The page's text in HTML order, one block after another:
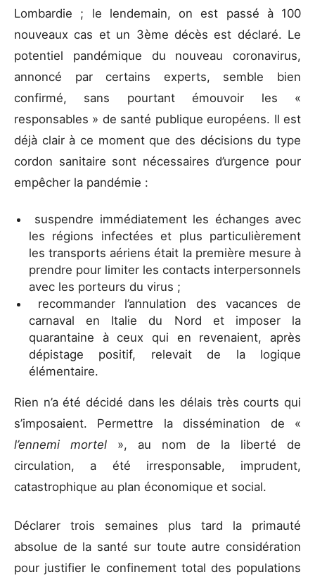
Lombardie ; le lendemain, on est passé à 100
nouveaux cas et un 3ème décès est déclaré. Le
potentiel pandémique du nouveau coronavirus,
annoncé par certains experts, semble bien
confirmé, sans pourtant émouvoir les «
responsables » de santé publique européens. Il est
déjà clair à ce moment que des décisions du type
cordon sanitaire sont nécessaires d’urgence pour
empêcher la pandémie :
suspendre immédiatement les échanges avec
les régions infectées et plus particulièrement
les transports aériens était la première mesure à
prendre pour limiter les contacts interpersonnels
avec les porteurs du virus ;
recommander l’annulation des vacances de
carnaval en Italie du Nord et imposer la
quarantaine à ceux qui en revenaient, après
dépistage positif, relevait de la logique
élémentaire.
Rien n’a été décidé dans les délais très courts qui
s’imposaient. Permettre la dissémination de «
l’ennemi mortel », au nom de la liberté de
circulation, a été irresponsable, imprudent,
catastrophique au plan économique et social.
Déclarer trois semaines plus tard la primauté
absolue de la santé sur toute autre considération
pour justifier le confinement total des populations